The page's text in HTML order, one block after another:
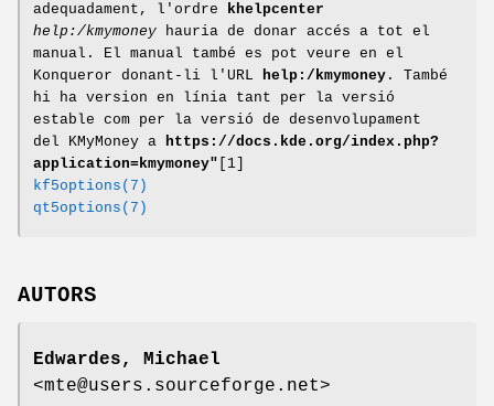
adequadament, l'ordre khelpcenter
help:/kmymoney hauria de donar accés a tot el
manual. El manual també es pot veure en el
Konqueror donant-li l'URL help:/kmymoney . També
hi ha version en línia tant per la versió
estable com per la versió de desenvolupament
del KMyMoney a https://docs.kde.org/index.php?
application=kmymoney" [1]
kf5options(7)
qt5options(7)
AUTORS
Edwardes, Michael
<mte@users.sourceforge.net>